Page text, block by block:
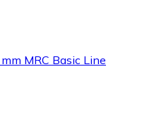
MRC Basic Line